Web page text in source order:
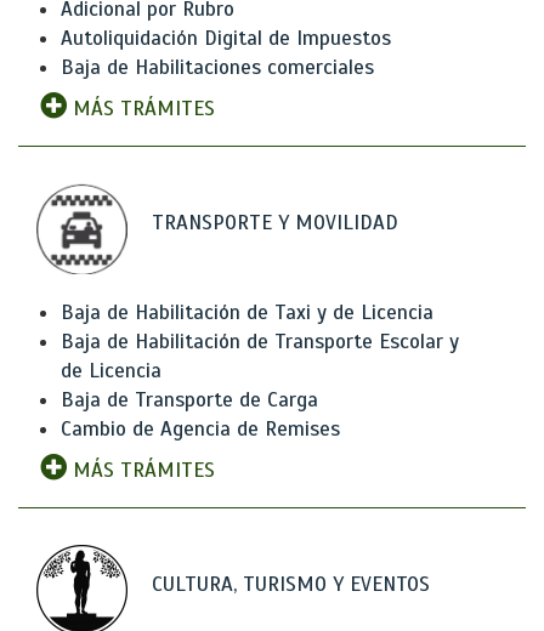
Adicional por Rubro
Autoliquidación Digital de Impuestos
Baja de Habilitaciones comerciales
MÁS TRÁMITES
TRANSPORTE Y MOVILIDAD
Baja de Habilitación de Taxi y de Licencia
Baja de Habilitación de Transporte Escolar y
de Licencia
Baja de Transporte de Carga
Cambio de Agencia de Remises
MÁS TRÁMITES
CULTURA, TURISMO Y EVENTOS